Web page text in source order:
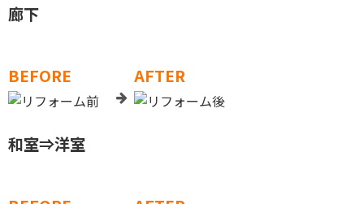
廊下
BEFORE AFTER
和室⇒洋室